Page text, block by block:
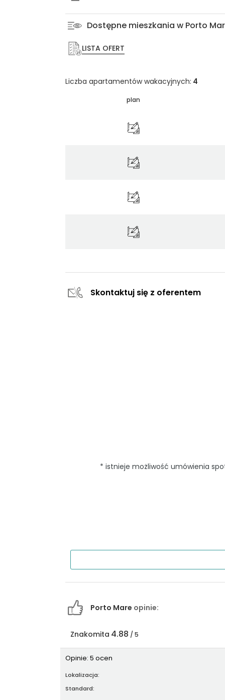
Dostępne mieszkania w Porto
LISTA OFERT
Liczba apartamentów wakacyjnych: 4
plan
Skontaktuj się z oferentem
* istnieje możliwość umówienia
Porto Mare opinie:
Znakomita 4.88 / 5
Opinie: 5 ocen
Lokalizacja:
Standard: